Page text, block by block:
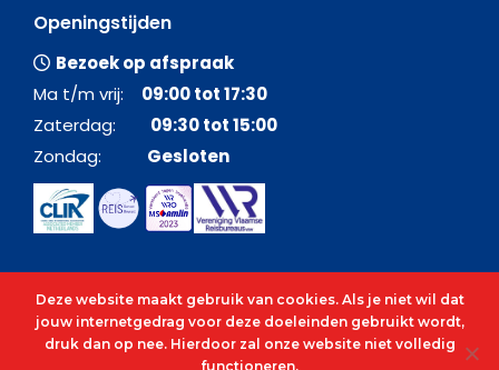
Openingstijden
Bezoek op afspraak
Ma t/m vrij: 09:00 tot 17:30
Zaterdag: 09:30 tot 15:00
Zondag: Gesloten
Deze website maakt gebruik van cookies. Als je niet wil dat
jouw internetgedrag voor deze doeleinden gebruikt wordt,
druk dan op nee. Hierdoor zal onze website niet volledig
functioneren.